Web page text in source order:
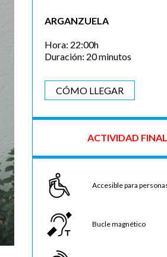
ARGANZUELA
Hora: 22:00h
Duración: 20 minutos
CÓMO LLEGAR
ACTIVIDAD
Accesible para
Bucle magnético